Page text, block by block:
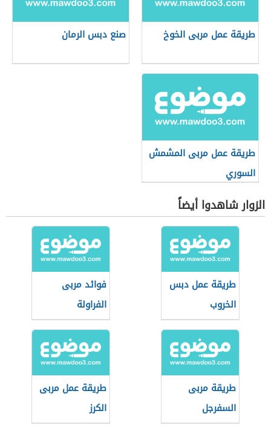
طريقة عمل مربى الخوخ صنع دبس الرمان
طريقة عمل مربى المشمش
السوري
الزوار شاهدوا أيضاً
طريقة عمل دبس
الخروب
فوائد مربى
الفراولة
طريقة مربى
السفرجل
طريقة عمل مربى
الكرز